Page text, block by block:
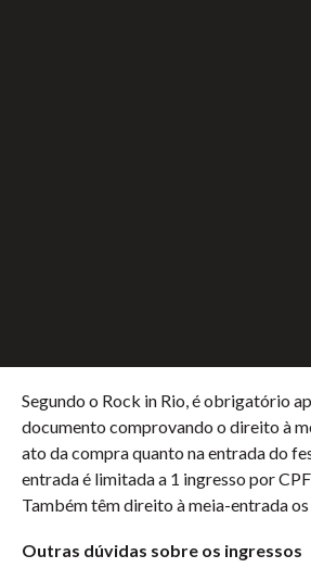
Segundo o Rock in Rio, é obrigatório
documento comprovando o direito à
ato da compra quanto na entrada do
entrada é limitada a 1 ingresso por
Também têm direito à meia-entrada
Outras dúvidas sobre os ingressos